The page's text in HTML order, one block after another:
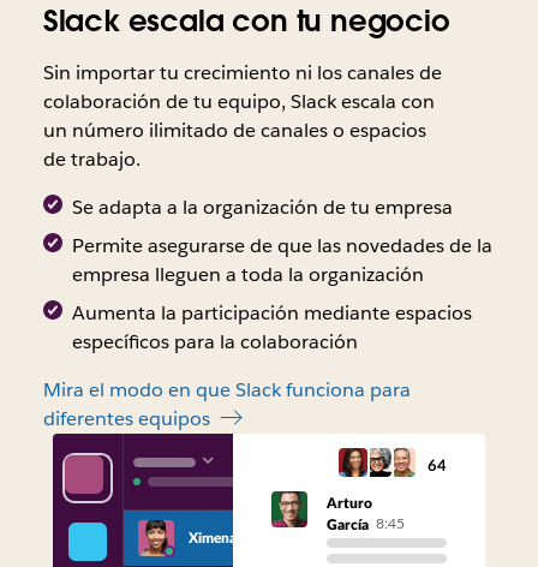
Slack escala con tu negocio
Sin importar tu crecimiento ni los canales de
colaboración de tu equipo, Slack escala con
un número ilimitado de canales o espacios
de trabajo.
Se adapta a la organización de tu empresa
Permite asegurarse de que las novedades de la
empresa lleguen a toda la organización
Aumenta la participación mediante espacios
específicos para la colaboración
Mira el modo en que Slack funciona para
diferentes equipos
Ximena
64
Arturo
García 8:45